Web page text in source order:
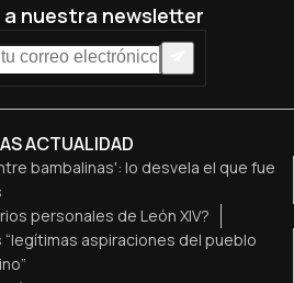
ACTUALIDAD
bambalinas': lo desvela el que fue
personales de León XIV?
“legítimas aspiraciones del pueblo
nuestra newsletter